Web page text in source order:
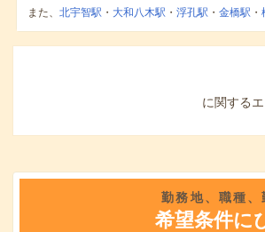
また、 北宇智駅 ・ 大和八木駅 ・ 浮孔駅 ・ 金橋駅 ・
に関する
勤務地、職種
希望条件に